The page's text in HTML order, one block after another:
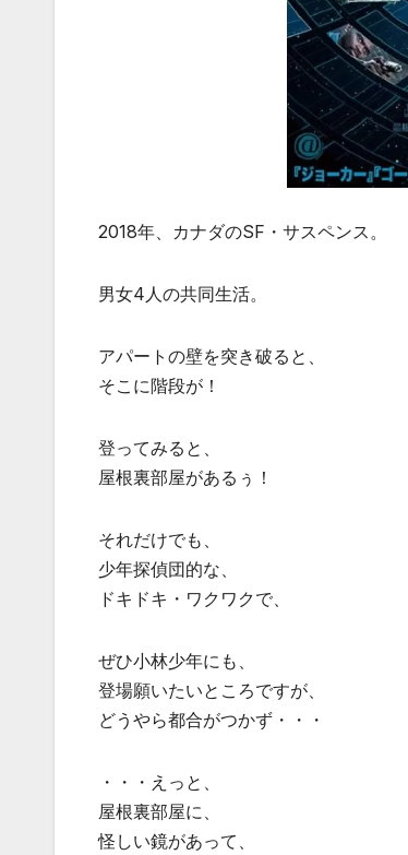
2018年、カナダのSF・サスペンス。
男女4人の共同生活。
アパートの壁を突き破ると、
そこに階段が！
登ってみると、
屋根裏部屋があるぅ！
それだけでも、
少年探偵団的な、
ドキドキ・ワクワクで、
ぜひ小林少年にも、
登場願いたいところですが、
どうやら都合がつかず・・・
・・・えっと、
屋根裏部屋に、
怪しい鏡があって、